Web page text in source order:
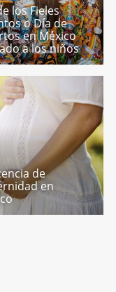
los Fieles
o Día de
en México
a los niños
de
en